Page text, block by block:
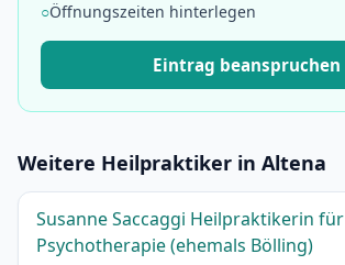
○Öffnungszeiten hinterlegen
Eintrag beanspruchen
Weitere Heilpraktiker in Altena
Susanne Saccaggi Heilpraktikerin für
Psychotherapie (ehemals Bölling)